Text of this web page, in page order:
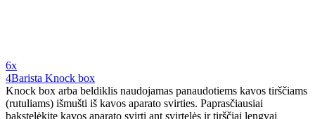
6x
4Barista Knock box
Knock box arba beldiklis naudojamas panaudotiems kavos tirščiams
(rutuliams) išmušti iš kavos aparato svirties. Paprasčiausiai
bakstelėkite kavos aparato svirtį ant svirtelės ir tirščiai lengvai